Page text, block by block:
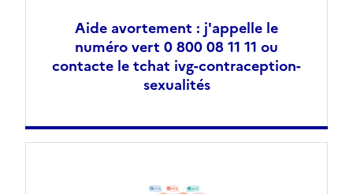
Aide avortement : j'appelle le
numéro vert 0 800 08 11 11 ou
contacte le tchat ivg-contraception-
sexualités